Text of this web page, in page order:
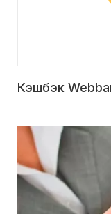
Кэшбэк